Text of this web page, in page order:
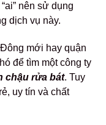
nên sử dụng
dịch vụ này.
mới hay quận
để tìm một công ty
chậu rửa bát. Tuy
uy tín và chất